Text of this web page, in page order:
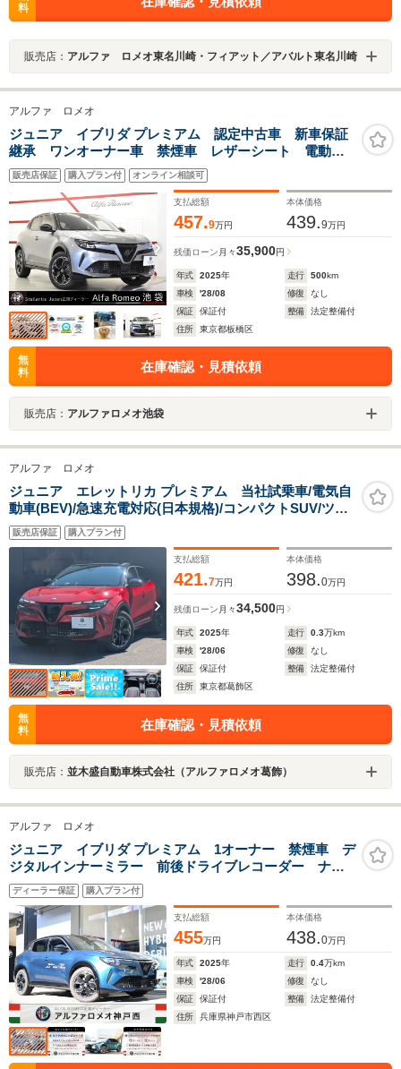
料
販売店： アルファ ロメオ東名川崎・フィアット／アバルト東名川崎
アルファ ロメオ
ジュニア イブリダ プレミアム 認定中古車 新車保証
継承 ワンオーナー車 禁煙車 レザーシート 電動パ
ワーシート シートヒーター パドルシフト アダプテ
ィブクルーズコントロール アップルカープレイ対応
アンドロイドオート対応 ETC
販売店保証 購入プラン付 オンライン相談可
支払総額
457.9万円
本体価格
439.9万円
残価ローン 月々35,900円
年式 2025年 走行 500km
車検
'28/08 修復
なし
保証
保証付 整備
法定整備付
住所
東京都板橋区
無
料
在庫確認・見積依頼
販売店： アルファロメオ池袋
アルファ ロメオ
ジュニア エレットリカ プレミアム 当社試乗車/電気自
動車(BEV)/急速充電対応(日本規格)/コンパクトSUV/ツー
トンカラー/
販売店保証 購入プラン付
支払総額
421.7万円
本体価格
398.0万円
残価ローン 月々34,500円
年式 2025年 走行 0.3万km
車検
'28/06 修復
なし
保証
保証付 整備
法定整備付
住所
東京都葛飾区
無
料
在庫確認・見積依頼
販売店： 並木盛自動車株式会社（アルファロメオ葛飾）
アルファ ロメオ
ジュニア イブリダ プレミアム 1オーナー 禁煙車 デ
ジタルインナーミラー 前後ドライブレコーダー ナ
ビ バックカメラ シルバーキャリパー 電動リアゲー
ト
ディーラー保証 購入プラン付
支払総額
455万円
本体価格
438.0万円
年式 2025年 走行 0.4万km
車検
'28/06 修復
なし
保証
保証付 整備
法定整備付
住所
兵庫県神戸市西区